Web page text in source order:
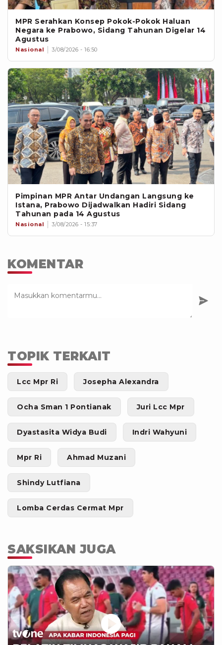
MPR Serahkan Konsep Pokok-Pokok Haluan
Negara ke Prabowo, Sidang Tahunan Digelar 14
Agustus
Nasional 3/08/2026 - 16:50
Pimpinan MPR Antar Undangan Langsung ke
Istana, Prabowo Dijadwalkan Hadiri Sidang
Tahunan pada 14 Agustus
Nasional 3/08/2026 - 15:37
KOMENTAR
TOPIK TERKAIT
Lcc Mpr Ri Josepha Alexandra
Ocha Sman 1 Pontianak Juri Lcc Mpr
Dyastasita Widya Budi Indri Wahyuni
Mpr Ri Ahmad Muzani
Shindy Lutfiana
Lomba Cerdas Cermat Mpr
SAKSIKAN JUGA